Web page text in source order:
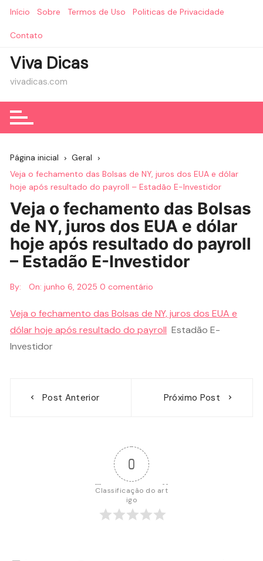
Início Sobre Termos de Uso Politicas de Privacidade
Contato
Viva Dicas
vivadicas.com
Página inicial
Geral
Veja o fechamento das Bolsas de NY, juros dos EUA e dólar
hoje após resultado do payroll – Estadão E-Investidor
Veja o fechamento das Bolsas
de NY, juros dos EUA e dólar
hoje após resultado do payroll
– Estadão E-Investidor
By: On:junho 6, 2025 0 comentário
Veja o fechamento das Bolsas de NY, juros dos EUA e
dólar hoje após resultado do payroll Estadão E-
Investidor
Post Anterior Próximo Post
0
Classificação do art
igo